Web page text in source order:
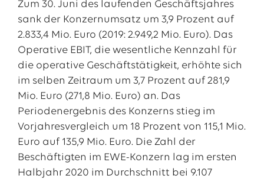
Zum 30. Juni des laufenden Geschäftsjahres
sank der Konzernumsatz um 3,9 Prozent auf
2.833,4 Mio. Euro (2019: 2.949,2 Mio. Euro). Das
Operative EBIT, die wesentliche Kennzahl für
die operative Geschäftstätigkeit, erhöhte sich
im selben Zeitraum um 3,7 Prozent auf 281,9
Mio. Euro (271,8 Mio. Euro) an. Das
Periodenergebnis des Konzerns stieg im
Vorjahresvergleich um 18 Prozent von 115,1 Mio.
Euro auf 135,9 Mio. Euro. Die Zahl der
Beschäftigten im EWE-Konzern lag im ersten
Halbjahr 2020 im Durchschnitt bei 9.107